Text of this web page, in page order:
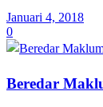
Januari 4, 2018
0
Beredar